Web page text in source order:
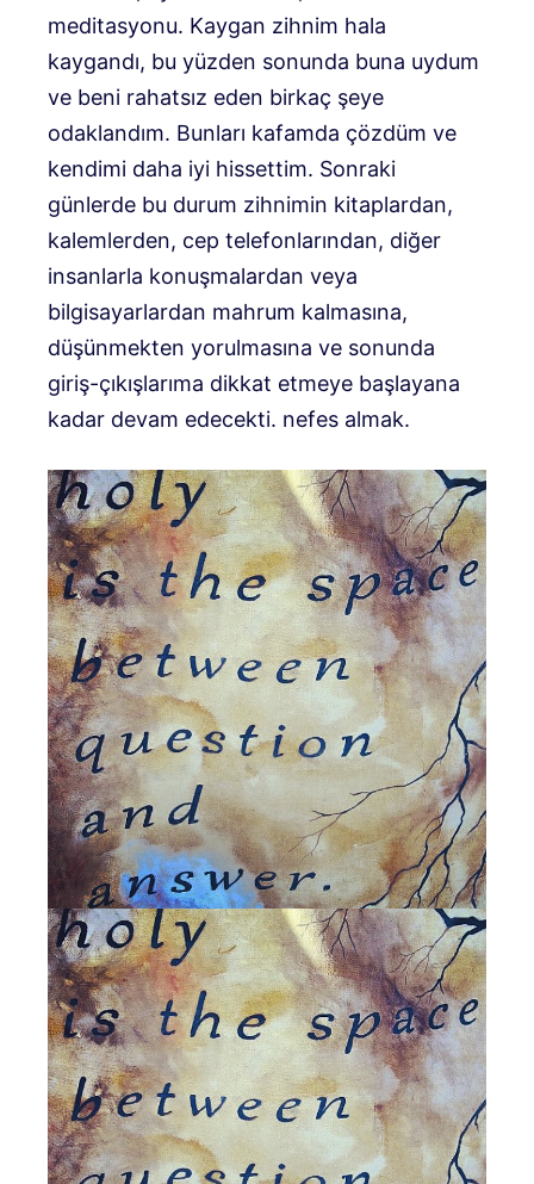
meditasyonu. Kaygan zihnim hala
kaygandı, bu yüzden sonunda buna uydum
ve beni rahatsız eden birkaç şeye
odaklandım. Bunları kafamda çözdüm ve
kendimi daha iyi hissettim. Sonraki
günlerde bu durum zihnimin kitaplardan,
kalemlerden, cep telefonlarından, diğer
insanlarla konuşmalardan veya
bilgisayarlardan mahrum kalmasına,
düşünmekten yorulmasına ve sonunda
giriş-çıkışlarıma dikkat etmeye başlayana
kadar devam edecekti. nefes almak.